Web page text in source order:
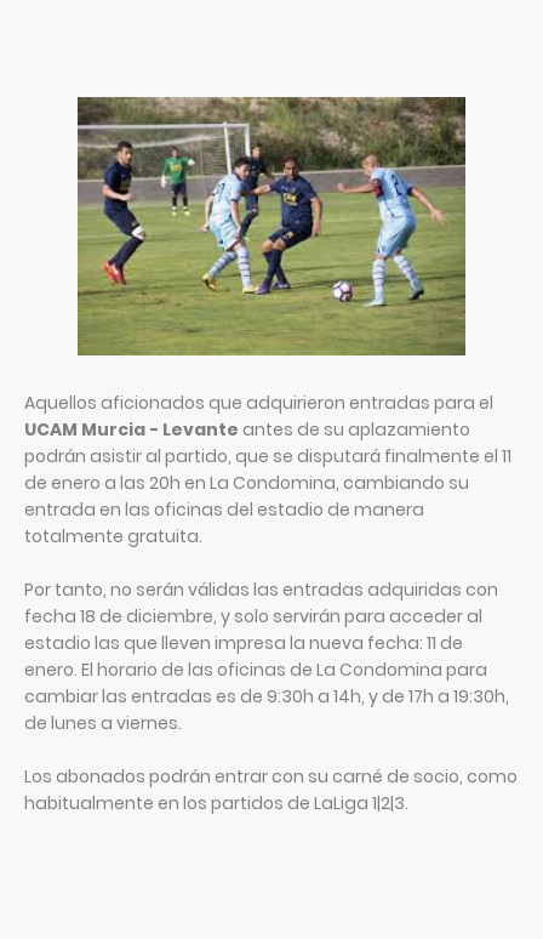
Aquellos aficionados que adquirieron entradas para el
UCAM Murcia - Levante antes de su aplazamiento
podrán asistir al partido, que se disputará finalmente el 11
de enero a las 20h en La Condomina, cambiando su
entrada en las oficinas del estadio de manera
totalmente gratuita.
Por tanto, no serán válidas las entradas adquiridas con
fecha 18 de diciembre, y solo servirán para acceder al
estadio las que lleven impresa la nueva fecha: 11 de
enero. El horario de las oficinas de La Condomina para
cambiar las entradas es de 9:30h a 14h, y de 17h a 19:30h,
de lunes a viernes.
Los abonados podrán entrar con su carné de socio, como
habitualmente en los partidos de LaLiga 1|2|3.